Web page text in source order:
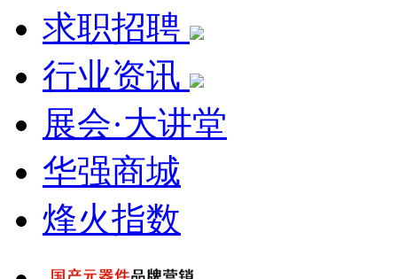
求职招聘
行业资讯
展会·大讲堂
华强商城
烽火指数